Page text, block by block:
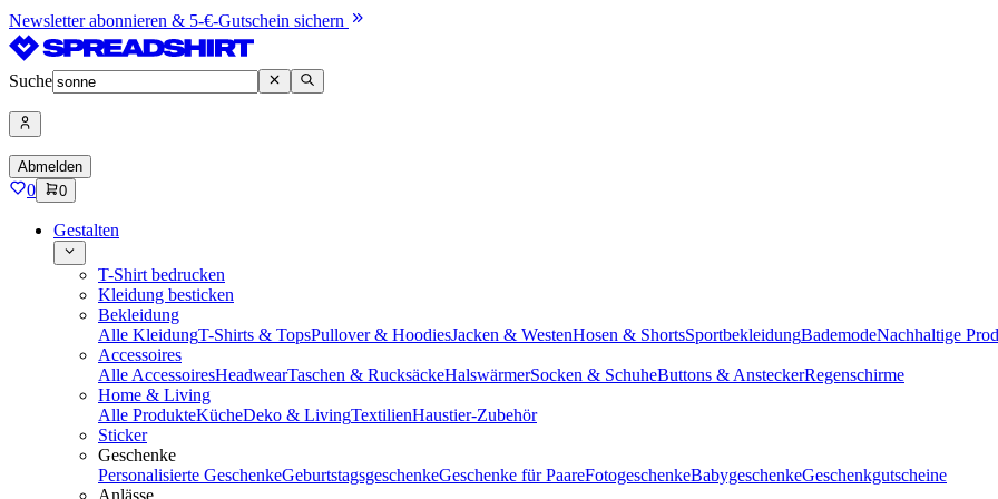
Newsletter abonnieren & 5-€-Gutschein sichern
Suche
Abmelden
0 0
Gestalten
T-Shirt bedrucken
Kleidung besticken
Bekleidung
Alle KleidungT-Shirts & TopsPullover & HoodiesJacken & WestenHosen & ShortsSportbekleidungBademodeNachhaltige
Accessoires
Alle AccessoiresHeadwearTaschen & RucksäckeHalswärmerSocken & SchuheButtons & AnsteckerRegenschirme
Home & Living
Alle ProdukteKücheDeko & LivingTextilienHaustier-Zubehör
Sticker
Geschenke
Personalisierte GeschenkeGeburtstagsgeschenkeGeschenke für PaareFotogeschenkeBabygeschenkeGeschenkgutscheine